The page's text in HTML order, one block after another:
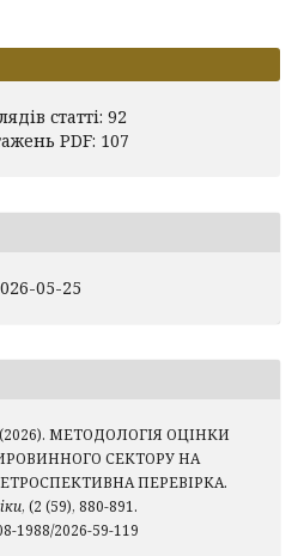
статті: 92
PDF: 107
05-25
(2026). МЕТОДОЛОГІЯ ОЦІНКИ
СЕКТОРУ НА
ПЕРЕВІРКА.
, (2 (59), 880-891.
1988/2026-59-119